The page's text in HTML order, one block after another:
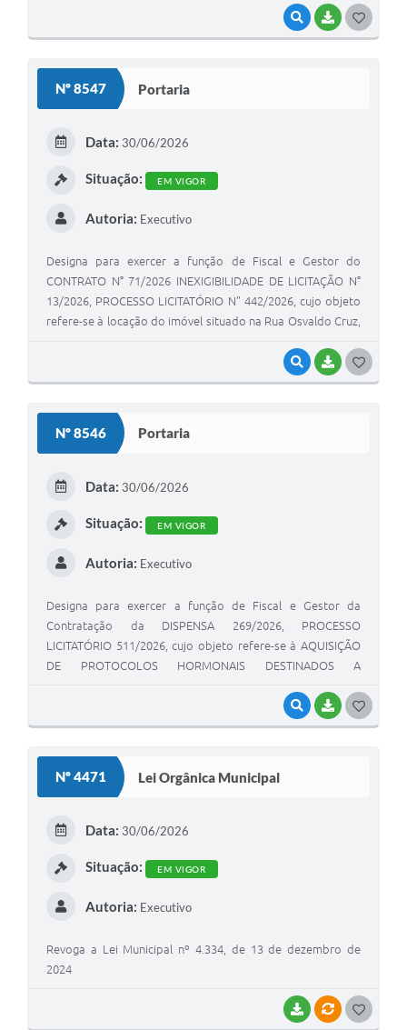
VISUALIZAR
BAIXAR
Nº 8547 Portaria
VISUALIZAR
BAIXAR
Data: 30/06/2026
Situação: EM VIGOR
Autoria: Executivo
Designa para exercer a função de Fiscal e Gestor do
CONTRATO N° 71/2026 INEXIGIBILIDADE DE LICITAÇÃO N°
13/2026, PROCESSO LICITATÓRIO N" 442/2026, cujo objeto
refere-se à locação do imóvel situado na Rua Osvaldo Cruz,
funcionamento do Centro de Referência de Assistência
Social - CRAS, da Secretaria Municipal de Desenvolvimento
Nº 8546 Portaria
VISUALIZAR
BAIXAR
Data: 30/06/2026
Situação: EM VIGOR
Autoria: Executivo
Designa para exercer a função de Fiscal e Gestor da
Contratação da DISPENSA 269/2026, PROCESSO
LICITATÓRIO 511/2026, cujo objeto refere-se à AQUISIÇÃO
DE PROTOCOLOS HORMONAIS DESTINADOS A
Nº 4471 Lei Orgânica Municipal
BAIXARVÍNCULOS
Data: 30/06/2026
Situação: EM VIGOR
Autoria: Executivo
Revoga a Lei Municipal nº 4.334, de 13 de dezembro de
2024